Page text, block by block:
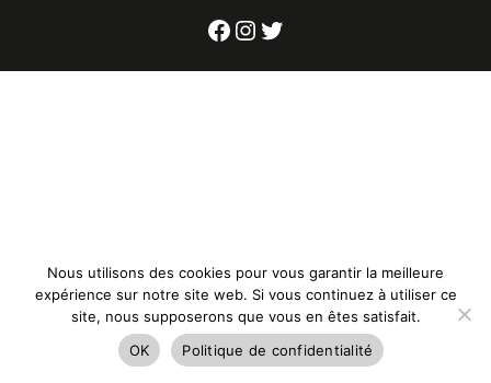
Facebook
Instagram
Twitter
Nous utilisons des cookies pour vous garantir la meilleure
expérience sur notre site web. Si vous continuez à utiliser ce
site, nous supposerons que vous en êtes satisfait.
OK
Politique de confidentialité